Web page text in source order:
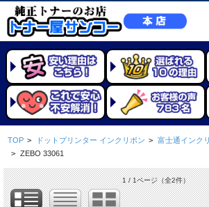
TOP > ドットプリンター インクリボン > 富士通インク
> ZEBO 33061
1 / 1ページ（全2件）